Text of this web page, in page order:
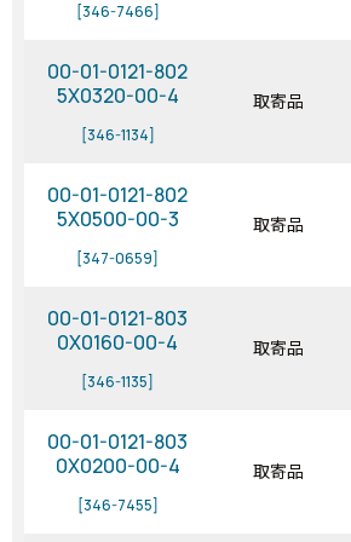
[346-7466]
00-01-0121-802
5X0320-00-4
[346-1134]
取寄品
00-01-0121-802
5X0500-00-3
[347-0659]
取寄品
00-01-0121-803
0X0160-00-4
[346-1135]
取寄品
00-01-0121-803
0X0200-00-4
[346-7455]
取寄品